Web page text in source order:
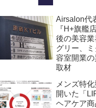
Airsalon代
『H+旗艦
後の美容業
グリー、
容室開業
取材
メンズ特
開いた「
ヘアケア